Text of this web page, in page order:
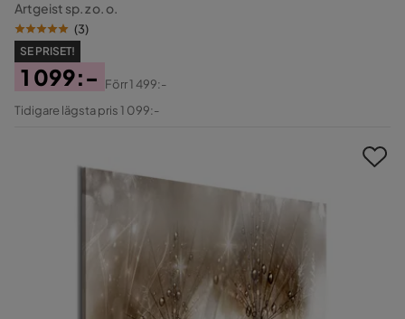
Artgeist sp. z o. o.
(3)
SE PRISET!
Pris
1 099:-
Original
Förr1 499:-
Tidigare lägsta pris 1 099:-